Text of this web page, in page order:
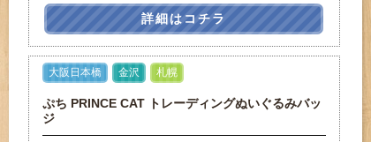
詳細はコチラ
大阪日本橋 金沢 札幌
ぷち PRINCE CAT トレーディングぬいぐるみバッ
ジ